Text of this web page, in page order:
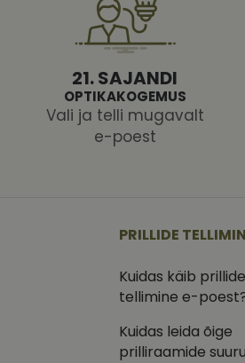
21. SAJANDI
OPTIKAKOGEMUS
Vali ja telli mugavalt
e-poest
PRILLIDE
Kuidas käib prillide
tellimine e-
Kuidas leida õige
prilliraamide